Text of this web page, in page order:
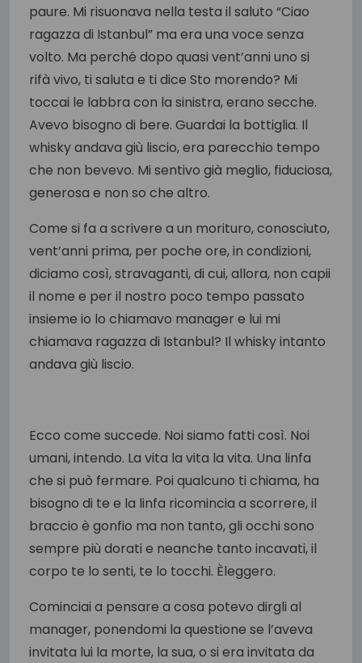
paure. Mi risuonava nella testa il saluto “Ciao
ragazza di Istanbul” ma era una voce senza
volto. Ma perché dopo quasi vent’anni uno si
rifà vivo, ti saluta e ti dice Sto morendo? Mi
toccai le labbra con la sinistra, erano secche.
Avevo bisogno di bere. Guardai la bottiglia. Il
whisky andava giù liscio, era parecchio tempo
che non bevevo. Mi sentivo già meglio, fiduciosa,
generosa e non so che altro.
Come si fa a scrivere a un morituro, conosciuto,
vent’anni prima, per poche ore, in condizioni,
diciamo così, stravaganti, di cui, allora, non capii
il nome e per il nostro poco tempo passato
insieme io lo chiamavo manager e lui mi
chiamava ragazza di Istanbul? Il whisky intanto
andava giù liscio.
Ecco come succede. Noi siamo fatti così. Noi
umani, intendo. La vita la vita la vita. Una linfa
che si può fermare. Poi qualcuno ti chiama, ha
bisogno di te e la linfa ricomincia a scorrere, il
braccio è gonfio ma non tanto, gli occhi sono
sempre più dorati e neanche tanto incavati, il
corpo te lo senti, te lo tocchi. Èleggero.
Cominciai a pensare a cosa potevo dirgli al
manager, ponendomi la questione se l’aveva
invitata lui la morte, la sua, o si era invitata da